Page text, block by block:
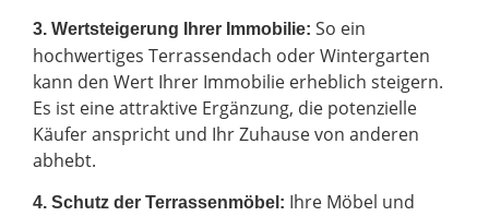
3. Wertsteigerung Ihrer Immobilie: So ein
hochwertiges Terrassendach oder Wintergarten
kann den Wert Ihrer Immobilie erheblich steigern.
Es ist eine attraktive Ergänzung, die potenzielle
Käufer anspricht und Ihr Zuhause von anderen
abhebt.
4. Schutz der Terrassenmöbel: Ihre Möbel und